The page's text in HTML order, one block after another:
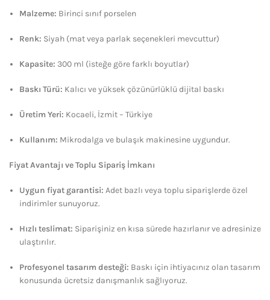
Malzeme: Birinci sınıf porselen
Renk: Siyah (mat veya parlak seçenekleri mevcuttur)
Kapasite: 300 ml (isteğe göre farklı boyutlar)
Baskı Türü: Kalıcı ve yüksek çözünürlüklü dijital baskı
Üretim Yeri: Kocaeli, İzmit – Türkiye
Kullanım: Mikrodalga ve bulaşık makinesine uygundur.
Fiyat Avantajı ve Toplu Sipariş İmkanı
Uygun fiyat garantisi: Adet bazlı veya toplu siparişlerde özel
indirimler sunuyoruz.
Hızlı teslimat: Siparişiniz en kısa sürede hazırlanır ve adresinize
ulaştırılır.
Profesyonel tasarım desteği: Baskı için ihtiyacınız olan tasarım
konusunda ücretsiz danışmanlık sağlıyoruz.